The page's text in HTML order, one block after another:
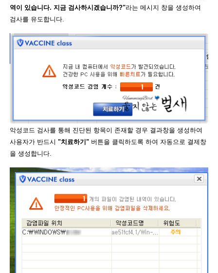
역이 있습니다. 지금 검사하시겠습니까?"라는 메시지 창을 생성하여
검사를 유도합니다.
악성코드 검사를 통해 진단된 항목이 존재할 경우 결과창을 생성하여
사용자가 반드시 "치료하기" 버튼을 클릭하도록 하여 자동으로 결제창
을 생성합니다.